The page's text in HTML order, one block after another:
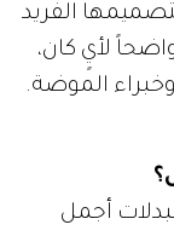
الفريد
لأيٍ كان،
الموضة.
أجمل